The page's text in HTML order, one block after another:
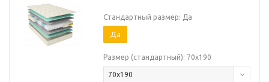
Стандартный размер: Да
Да
Размер (стандартный): 70х190
70х190